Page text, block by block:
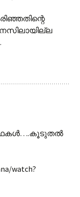
watch?